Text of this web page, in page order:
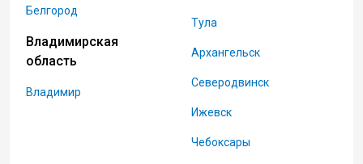
Белгород
Владимирская
область
Владимир
Тула
Архангельск
Северодвинск
Ижевск
Чебоксары